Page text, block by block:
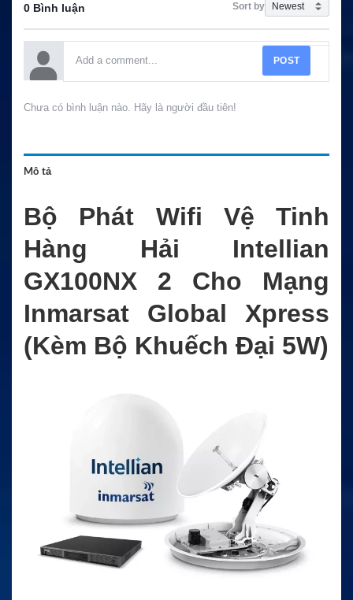
0 Bình luận Sort by
POST
Chưa có bình luận nào. Hãy là người đầu tiên!
Mô tả
Bộ Phát Wifi Vệ Tinh
Hàng Hải Intellian
GX100NX 2 Cho Mạng
Inmarsat Global Xpress
(Kèm Bộ Khuếch Đại 5W)